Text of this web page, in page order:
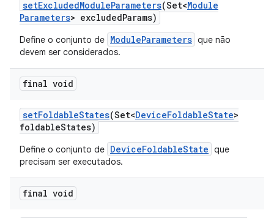
setExcludedModuleParameters(Set<Module
Parameters> excludedParams)
Define o conjunto de ModuleParameters que não
devem ser considerados.
final void
setFoldableStates(Set<DeviceFoldableState>
foldableStates)
Define o conjunto de DeviceFoldableState que
precisam ser executados.
final void